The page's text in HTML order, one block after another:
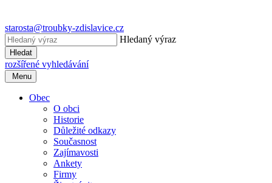
starosta@troubky-zdislavice.cz
Hledaný výraz
Hledat
rozšířené vyhledávání
Menu
Obec
O obci
Historie
Důležité odkazy
Současnost
Zajímavosti
Ankety
Firmy